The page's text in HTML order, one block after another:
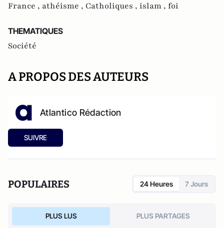
France , athéisme , Catholiques , islam , foi
THEMATIQUES
Société
A PROPOS DES AUTEURS
Atlantico Rédaction
SUIVRE
POPULAIRES 24 Heures 7 Jours
PLUS LUS PLUS PARTAGES